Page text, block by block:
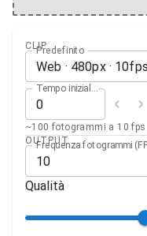
CLIPPredefinito
Web · 480px · 10fps
~100 fotogrammi a 10 fps
OUTPUT
Frequenza fotogrammi
Qualità